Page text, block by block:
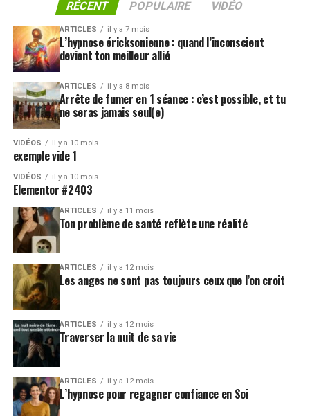
RÉCENT POPULAIRE VIDÉO
ARTICLES il y a 7 mois
L’hypnose éricksonienne : quand l’inconscient
devient ton meilleur allié
ARTICLES il y a 8 mois
Arrête de fumer en 1 séance : c’est possible, et tu
ne seras jamais seul(e)
VIDÉOS il y a 10 mois
exemple vide 1
VIDÉOS il y a 10 mois
Elementor #2403
ARTICLES il y a 11 mois
Ton problème de santé reflète une réalité
ARTICLES il y a 12 mois
Les anges ne sont pas toujours ceux que l’on croit
ARTICLES il y a 12 mois
Traverser la nuit de sa vie
ARTICLES il y a 12 mois
L’hypnose pour regagner confiance en Soi